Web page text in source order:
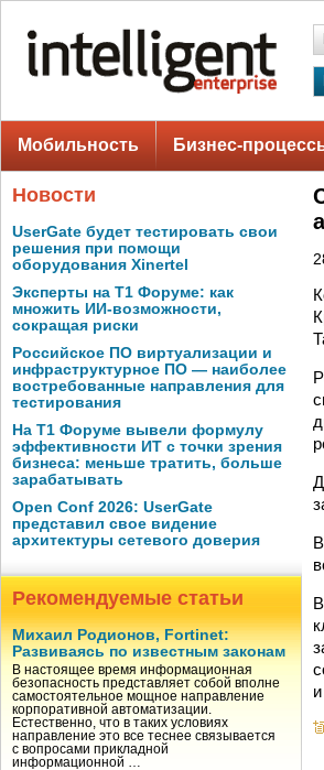
Мобильность Бизнес-
Новости
UserGate будет тестировать свои
решения при помощи
оборудования Xinertel
Эксперты на Т1 Форуме: как
множить ИИ-возможности,
сокращая риски
Российское ПО виртуализации и
инфраструктурное ПО — наиболее
востребованные направления для
тестирования
На Т1 Форуме вывели формулу
эффективности ИТ с точки зрения
бизнеса: меньше тратить, больше
зарабатывать
Open Conf 2026: UserGate
представил свое видение
архитектуры сетевого доверия
Рекомендуемые статьи
Михаил Родионов, Fortinet:
Развиваясь по известным законам
В настоящее время информационная
безопасность представляет собой вполне
самостоятельное мощное направление
корпоративной автоматизации.
Естественно, что в таких условиях
направление это все теснее связывается
с вопросами прикладной
информационной …